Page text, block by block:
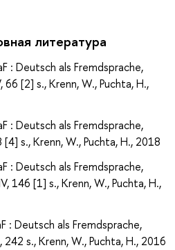
литература
: Deutsch als Fremdsprache,
[2] s., Krenn, W., Puchta, H.,
: Deutsch als Fremdsprache,
s., Krenn, W., Puchta, H., 2018
: Deutsch als Fremdsprache,
146 [1] s., Krenn, W., Puchta, H.,
: Deutsch als Fremdsprache,
s., Krenn, W., Puchta, H., 2016